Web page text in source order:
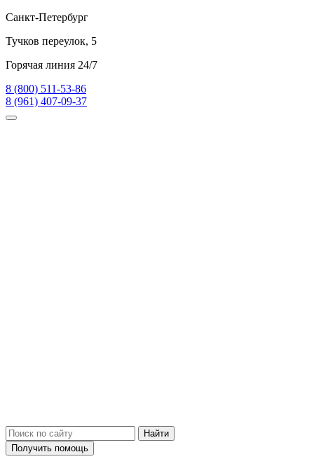
Санкт-Петербург
Тучков переулок, 5
Горячая линия 24/7
8 (800) 511-53-86
8 (961) 407-09-37
Получить помощь